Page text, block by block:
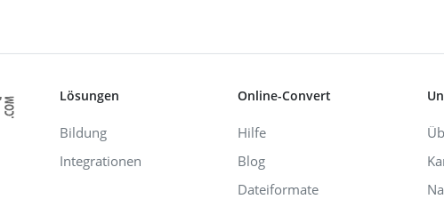
Lösungen
Bildung
Integrationen
Online-Convert
Hilfe
Blog
Dateiformate